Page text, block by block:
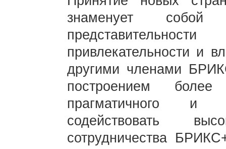
знаменует собой
привлекательности и
другими членами
построением более
прагматичного и
содействовать
сотрудничества